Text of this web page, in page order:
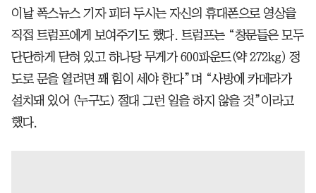
이날 폭스뉴스 기자 피터 두시는 자신의 휴대폰으로 영상을
직접 트럼프에게 보여주기도 했다. 트럼프는 “창문들은 모두
단단하게 닫혀 있고 하나당 무게가 600파운드(약 272kg) 정
도로 문을 열려면 꽤 힘이 세야 한다”며 “사방에 카메라가
설치돼 있어 (누구도) 절대 그런 일을 하지 않을 것”이라고
했다.